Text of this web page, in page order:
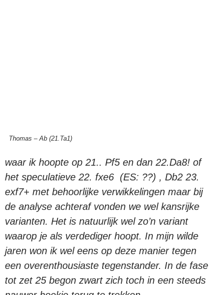
Thomas – Ab (21.Ta1)
waar ik hoopte op 21.. Pf5 en dan 22.Da8! of
het speculatieve 22. fxe6 (ES: ??) , Db2 23.
exf7+ met behoorlijke verwikkelingen maar bij
de analyse achteraf vonden we wel kansrijke
varianten. Het is natuurlijk wel zo’n variant
waarop je als verdediger hoopt. In mijn wilde
jaren won ik wel eens op deze manier tegen
een overenthousiaste tegenstander. In de fase
tot zet 25 begon zwart zich toch in een steeds